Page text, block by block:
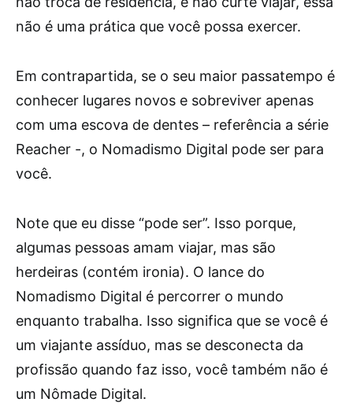
não é uma prática que você possa exercer.
Em contrapartida, se o seu maior passatempo é
conhecer lugares novos e sobreviver apenas
com uma escova de dentes – referência a série
Reacher -, o Nomadismo Digital pode ser para
você.
Note que eu disse “pode ser”. Isso porque,
algumas pessoas amam viajar, mas são
herdeiras (contém ironia). O lance do
Nomadismo Digital é percorrer o mundo
enquanto trabalha. Isso significa que se você é
um viajante assíduo, mas se desconecta da
profissão quando faz isso, você também não é
um Nômade Digital.